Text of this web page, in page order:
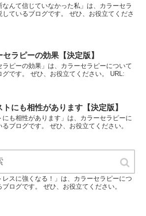
なんて信じていなかった私」は、カラーセラ
ているブログです。 ぜひ、お役立てくださ
ラピーの効果【決定版】
ラピーの効果」は、カラーセラピーについて
グです。 ぜひ、お役立てください。 URL:
にも相性があります【決定版】
にも相性があります」は、カラーセラピーに
ブログです。 ぜひ、お役立てください。
レスに強くなる！【決定版】
レスに強くなる！」は、カラーセラピーにつ
ログです。 ぜひ、お役立てください。